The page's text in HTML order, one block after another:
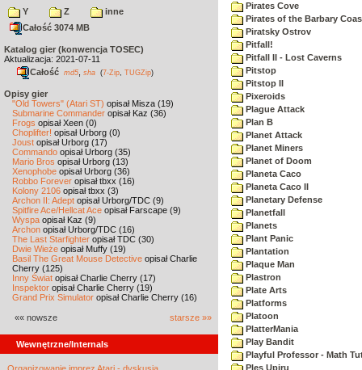
Y
Z
inne
Całość 3074 MB
Katalog gier (konwencja TOSEC)
Aktualizacja: 2021-07-11
Całość md5 sha (7-Zip TUGZip)
Opisy gier
"Old Towers" (Atari ST) opisał Misza (19)
Submarine Commander opisał Kaz (36)
Frogs opisał Xeen (0)
Choplifter! opisał Urborg (0)
Joust opisał Urborg (17)
Commando opisał Urborg (35)
Mario Bros opisał Urborg (13)
Xenophobe opisał Urborg (36)
Robbo Forever opisał tbxx (16)
Kolony 2106 opisał tbxx (3)
Archon II: Adept opisał Urborg/TDC (9)
Spitfire Ace/Hellcat Ace opisał Farscape (9)
Wyspa opisał Kaz (9)
Archon opisał Urborg/TDC (16)
The Last Starfighter opisał TDC (30)
Dwie Wieże opisał Muffy (19)
Basil The Great Mouse Detective opisał Charlie
Cherry (125)
Inny Świat opisał Charlie Cherry (17)
Inspektor opisał Charlie Cherry (19)
Grand Prix Simulator opisał Charlie Cherry (16)
«« nowsze starsze »»
Wewnętrzne/Internals
Pirates Cove
Pirates of the Barbary
Piratsky Ostrov
Pitfall!
Pitfall II - Lost Caverns
Pitstop
Pitstop II
Pixeroids
Plague Attack
Plan B
Planet Attack
Planet Miners
Planet of Doom
Planeta Caco
Planeta Caco II
Planetary Defense
Planetfall
Planets
Plant Panic
Plantation
Plaque Man
Plastron
Plate Arts
Platforms
Platoon
PlatterMania
Play Bandit
Playful Professor - Math
Ples Upiru